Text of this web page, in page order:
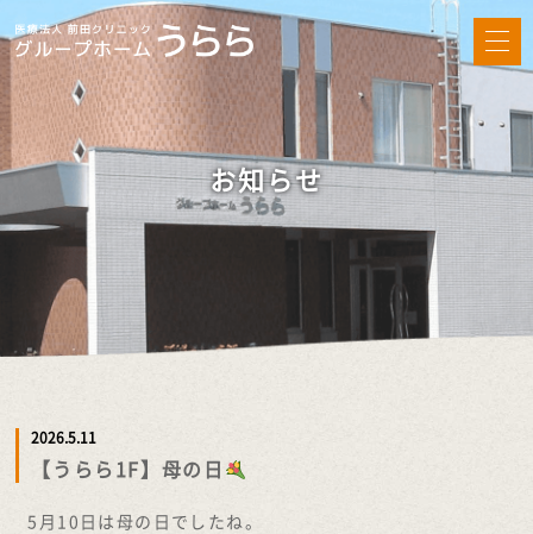
お知らせ
2026.5.11
【うらら1F】母の日
5月10日は母の日でしたね。